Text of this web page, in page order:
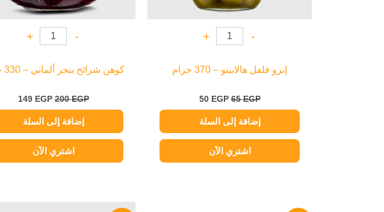
-
+
إنزو فلفل هالابينو – 370 جرام
65EGP
50 EGP
إضافة إلى السلة
اشتري الآن
-
+
كوهن شرائح بنجر ألماني – 330 جرام
200EGP
149 EGP
إضافة إلى السلة
اشتري الآن